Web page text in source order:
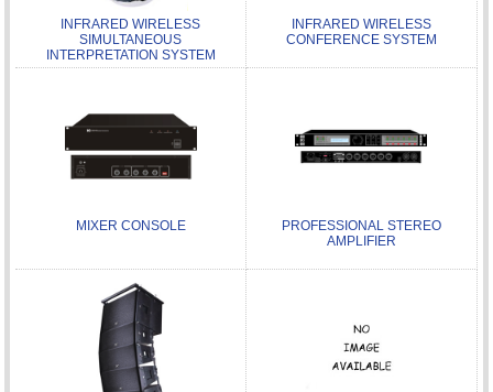
INFRARED WIRELESS
SIMULTANEOUS
INTERPRETATION SYSTEM
INFRARED WIRELESS
CONFERENCE SYSTEM
MIXER CONSOLE
PROFESSIONAL STEREO
AMPLIFIER